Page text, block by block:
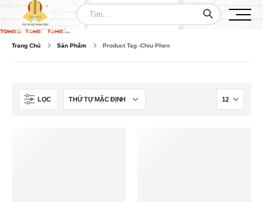
Trang Chủ Sản Phẩm Product Tag -Chiu Phen
LỌC